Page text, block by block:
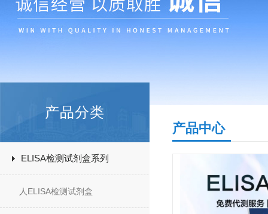
产品分类
ELISA检测试剂盒系列
人ELISA检测试剂盒
产品中心